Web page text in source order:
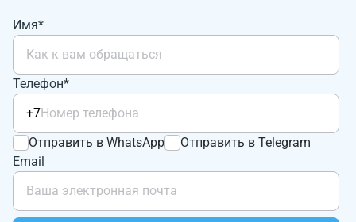
Имя*
Телефон*
+7
Отправить в WhatsApp
Отправить в Telegram
Email